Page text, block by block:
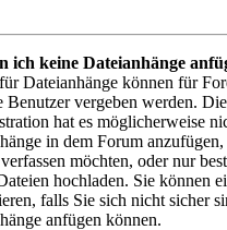
ich keine Dateianhänge
Dateianhänge können für
Benutzer vergeben werden.
hat es möglicherweise
in dem Forum
möchten, oder nur
hochladen. Sie können
falls Sie sich nicht sicher
anfügen können.